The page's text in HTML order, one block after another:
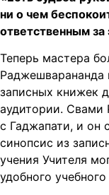
ни о чем
ответственным за
Теперь мастера
Раджешварананда
записных книжек
аудитории. Свами
с Гаджапати, и он
синопсис из
учения Учителя
удобного